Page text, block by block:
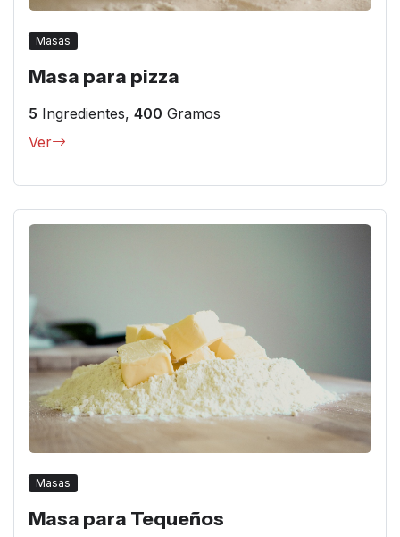
Masas
Masa para pizza
5 Ingredientes, 400 Gramos
Ver
Masas
Masa para Tequeños